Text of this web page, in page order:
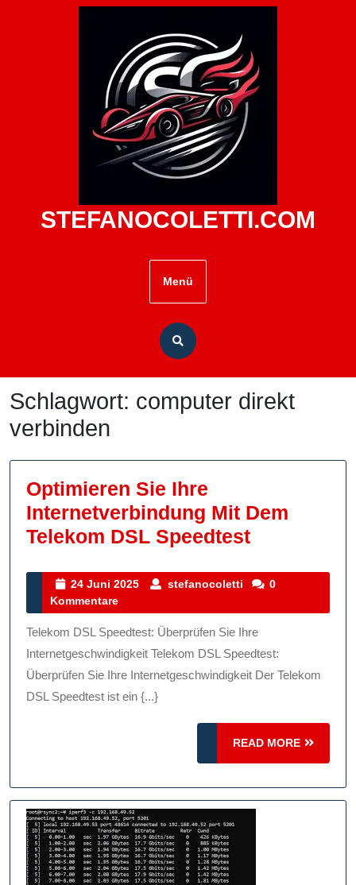
STEFANOCOLETTI.COM
Menü
Schlagwort: computer direkt
verbinden
Optimieren Sie Ihre
Internetverbindung Mit Dem
Telekom DSL SpeedtestOptimieren
Ihre
Mit
Dem
Telekom
Speedtest
24 Juni 2025
24
2025
stefanocoletti stefanocoletti
0
Kommentare
Telekom DSL Speedtest: Überprüfen Sie Ihre
Internetgeschwindigkeit Telekom DSL Speedtest:
Überprüfen Sie Ihre Internetgeschwindigkeit Der Telekom
DSL Speedtest ist ein {...}
READ MORE
READ
MORE